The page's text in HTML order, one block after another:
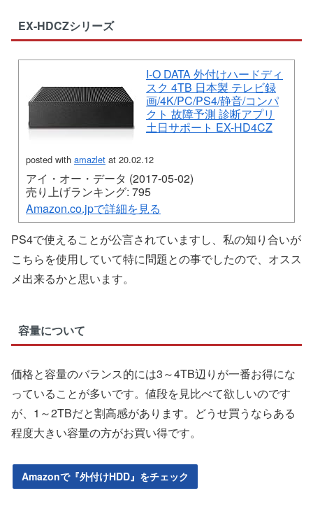
EX-HDCZシリーズ
I-O DATA 外付けハードディ
スク 4TB 日本製 テレビ録
画/4K/PC/PS4/静音/コンパ
クト 故障予測 診断アプリ
土日サポート EX-HD4CZ
posted with amazlet at 20.02.12
アイ・オー・データ (2017-05-02)
売り上げランキング: 795
Amazon.co.jpで詳細を見る
PS4で使えることが公言されていますし、私の知り合いが
こちらを使用していて特に問題との事でしたので、オスス
メ出来るかと思います。
容量について
価格と容量のバランス的には3～4TB辺りが一番お得にな
っていることが多いです。値段を見比べて欲しいのです
が、1～2TBだと割高感があります。どうせ買うならある
程度大きい容量の方がお買い得です。
Amazonで『外付けHDD』をチェック